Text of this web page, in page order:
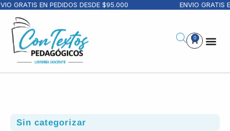
GRATIS EN PEDIDOS DESDE $95.000 ENVIO GRATIS
0
Sin categorizar